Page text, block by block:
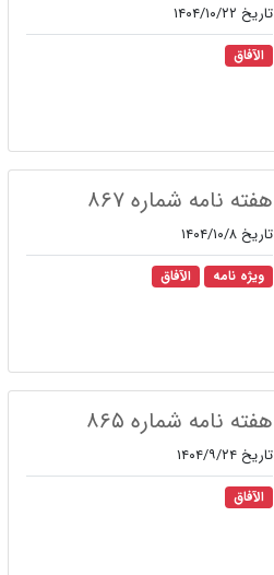
تاریخ ۱۴۰۴/۱۰/۲۲
الآفاق
هفته نامه شماره ۸۶۷
تاریخ ۱۴۰۴/۱۰/۸
ویژه نامه الآفاق
هفته نامه شماره ۸۶۵
تاریخ ۱۴۰۴/۹/۲۴
الآفاق